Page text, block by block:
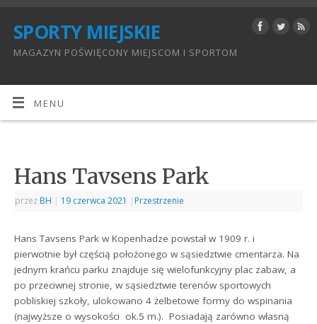
SPORTY MIEJSKIE
MAGAZYN POŚWIĘCONY MIEJSCOM I SPORTOM
MENU
Hans Tavsens Park
przez BH | 19 czerwca 2021 | Przestrzenie
Hans Tavsens Park w Kopenhadze powstał w 1909 r. i
pierwotnie był częścią położonego w sąsiedztwie cmentarza. Na
jednym krańcu parku znajduje się wielofunkcyjny plac zabaw, a
po przeciwnej stronie, w sąsiedztwie terenów sportowych
pobliskiej szkoły, ulokowano 4 żelbetowe formy do wspinania
(najwyższe o wysokości ok.5 m.). Posiadają zarówno własną